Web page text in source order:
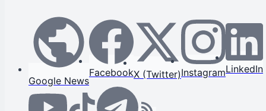
Google News
FacebookX (Twitter)InstagramLinkedIn